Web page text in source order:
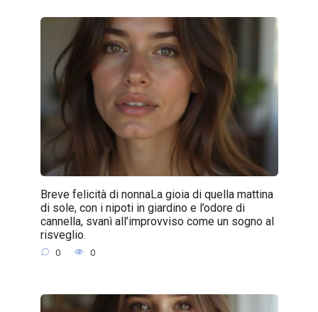
Breve felicità di nonnaLa gioia di quella mattina
di sole, con i nipoti in giardino e l’odore di
cannella, svanì all’improvviso come un sogno al
risveglio.
0 0